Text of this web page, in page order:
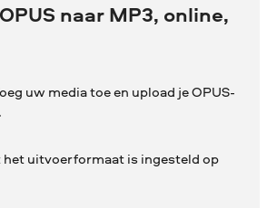
naar MP3, online,
uw media toe en upload je OPUS-
het uitvoerformaat is ingesteld op